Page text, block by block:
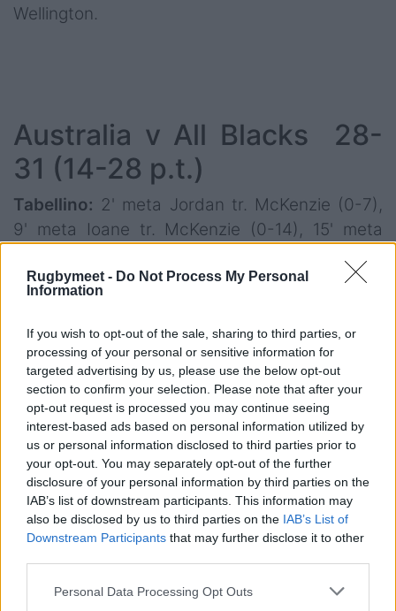
Rugbymeet - Do Not Process My Personal
Information
If you wish to opt-out of the sale, sharing to third parties, or
processing of your personal or sensitive information for
targeted advertising by us, please use the below opt-out
section to confirm your selection. Please note that after your
opt-out request is processed you may continue seeing
interest-based ads based on personal information utilized by
us or personal information disclosed to third parties prior to
your opt-out. You may separately opt-out of the further
disclosure of your personal information by third parties on the
IAB’s list of downstream participants. This information may
also be disclosed by us to third parties on the IAB’s List of
Downstream Participants that may further disclose it to other
Personal Data Processing Opt Outs
Wellington.
Australia v All Blacks 28-
31 (14-28 p.t.)
Tabellino: 2' meta Jordan tr. McKenzie (0-7),
9' meta Ioane tr. McKenzie (0-14), 15' meta
tr. Lolesio (7-21), 25' meta Savea tr. McKenzie
45' cp. McKenzie (14-31), 67' meta Paisami tr.
Lolesio (21-31), 78' meta Wright tr. Lolesio (28-
31)
Cartellini: 66' giallo a Anton Lienert-Brown (All
Blacks), 71' giallo a Caleb Clarke (All Blacks)
Australia:15 Tom Wright, 14 Andrew Kellaway,
13 Len Ikitau, 12 Hunter Paisami, 11 Marika
Koroibete, 10 Noah Lolesio, 9 Nic White, 8
Harry Wilson (c), 7 Fraser McReight, 6 Rob
Valetini, 5 Jeremy Williams, 4 Nick Frost, 3
Taniela Tupou, 2 Matt Faessler, 1 Angus Bell